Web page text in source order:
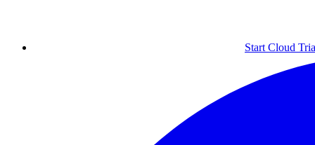
Start Cloud